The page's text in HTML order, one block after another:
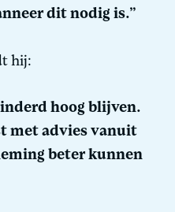
dit nodig is.”
hij:
hoog blijven.
met advies vanuit
beter kunnen